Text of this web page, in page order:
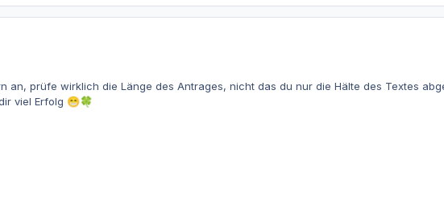
an, prüfe wirklich die Länge des Antrages, nicht das du nur die Hälte des Textes
viel Erfolg 😁🍀